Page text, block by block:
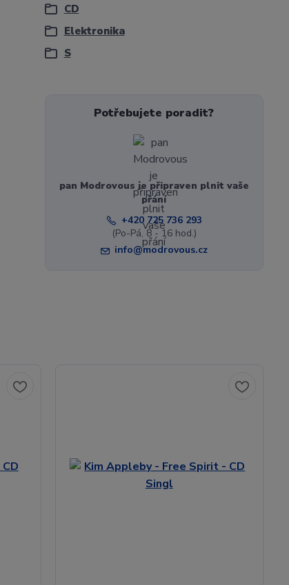
CD
Elektronika
S
Potřebujete poradit?
pan Modrovous je připraven plnit vaše
přání
+420 725 736 293
(Po-Pá, 8 - 16 hod.)
info@modrovous.cz